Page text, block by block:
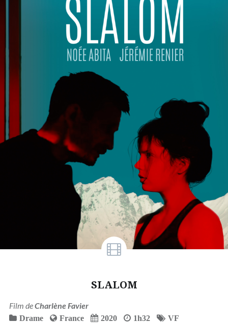
SLALOM
Film deCharlène Favier
Drame France 2020 1h32
VF